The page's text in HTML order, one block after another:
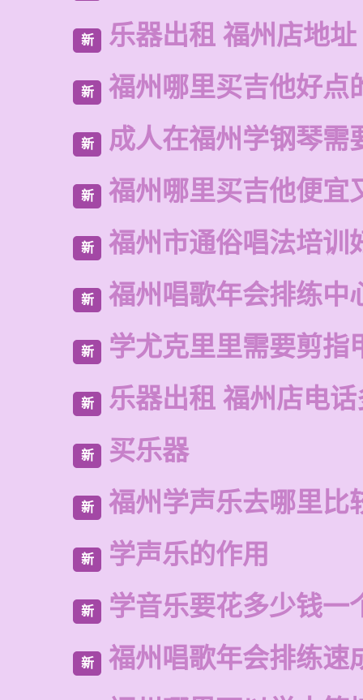
新 乐器出租 福州店地址
新 福州哪里买吉他好点
新 成人在福州学钢琴需
新 福州哪里买吉他便宜
新 福州市通俗唱法培训
新 福州唱歌年会排练中
新 学尤克里里需要剪指
新 乐器出租 福州店电
新 买乐器
新 福州学声乐去哪里比
新 学声乐的作用
新 学音乐要花多少钱一
新 福州唱歌年会排练速